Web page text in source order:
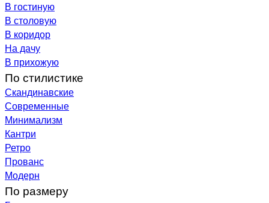
В гостиную
В столовую
В коридор
На дачу
В прихожую
По стилистике
Скандинавские
Современные
Минимализм
Кантри
Ретро
Прованс
Модерн
По размеру